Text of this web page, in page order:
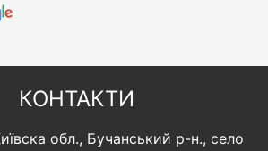
КОНТАКТИ
обл., Бучанський р-н., село